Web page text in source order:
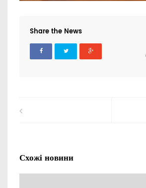
Share the News
Схожі новини